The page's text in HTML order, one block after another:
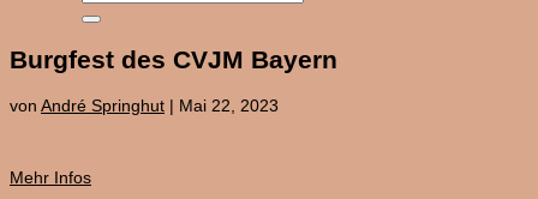
Burgfest des CVJM Bayern
von André Springhut | Mai 22, 2023
Mehr Infos